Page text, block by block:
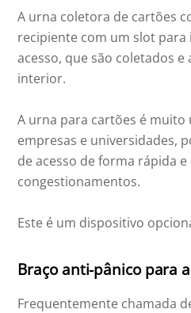
A urna coletora de cartões
recipiente com um slot
acesso, que são coletados
interior.
A urna para cartões é
empresas e universidades,
de acesso de forma rápida
congestionamentos.
Este é um dispositivo
Braço anti-pânico para
Frequentemente chamada